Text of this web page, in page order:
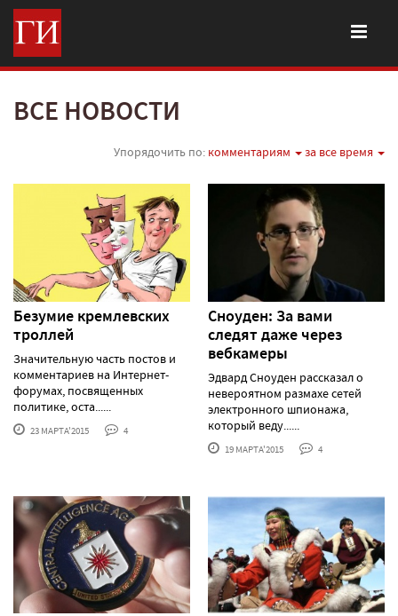
ВСЕ НОВОСТИ
Упорядочить по: комментариям за все время
Безумие кремлевских
троллей
Значительную часть постов и
комментариев на Интернет-
форумах, посвященных
политике, оста......
23 МАРТА'2015 4
Сноуден: За вами
следят даже через
вебкамеры
Эдвард Сноуден рассказал о
невероятном размахе сетей
электронного шпионажа,
который веду......
19 МАРТА'2015 4